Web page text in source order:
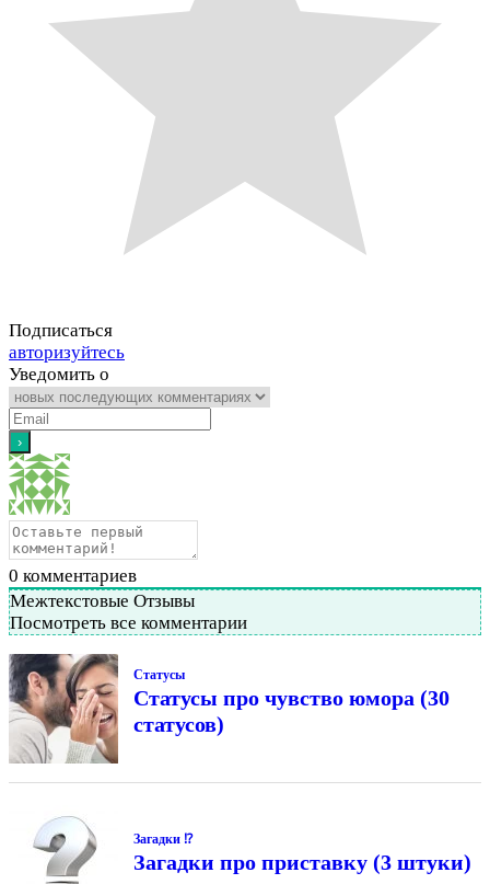
Подписаться
авторизуйтесь
Уведомить о
0 комментариев
Межтекстовые Отзывы
Посмотреть все комментарии
Статусы
Статусы про чувство юмора (30
статусов)
Загадки ⁉
Загадки про приставку (3 штуки)